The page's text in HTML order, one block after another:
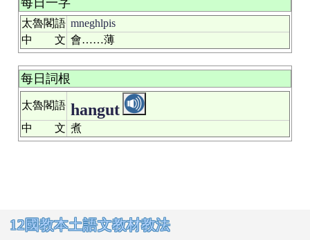
左邊區域內容
12國教本土語文教材教法